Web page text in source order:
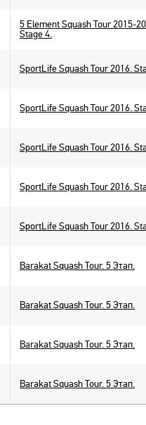
5 Element Squash Tour 2015-
Stage 4.
SportLife Squash Tour 2016.
SportLife Squash Tour 2016.
SportLife Squash Tour 2016.
SportLife Squash Tour 2016.
SportLife Squash Tour 2016.
Barakat Squash Tour. 5 Этап.
Barakat Squash Tour. 5 Этап.
Barakat Squash Tour. 5 Этап.
Barakat Squash Tour. 5 Этап.